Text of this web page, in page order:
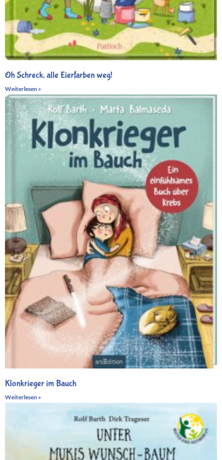
Oh Schreck, alle Eierfarben weg!
Weiterlesen »
Klonkrieger im Bauch
Weiterlesen »